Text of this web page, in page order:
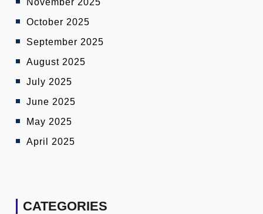
October 2025
September 2025
August 2025
July 2025
June 2025
May 2025
April 2025
CATEGORIES